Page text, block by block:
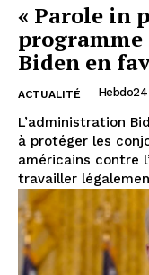
« Parole in
programme
Biden en
ACTUALITÉ Hebdo24
L’administration
à protéger les
américains contre
travailler